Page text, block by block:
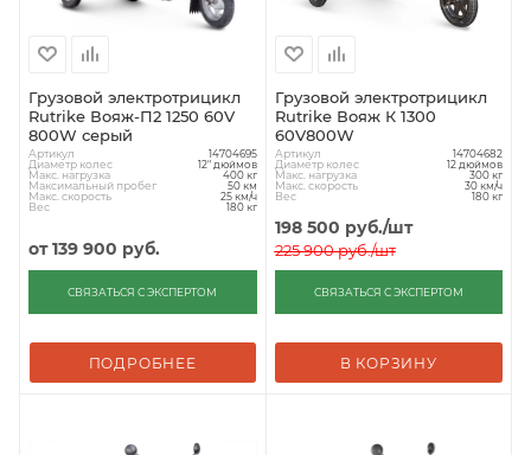
Грузовой электротрицикл
Rutrike Вояж-П2 1250 60V
800W серый
Артикул 14704695
Диаметр колес 12" дюймов
Макс. нагрузка 400 кг
Максимальный пробег 50 км
Макс. скорость 25 км/ч
Вес 180 кг
от139 900 руб.
СВЯЗАТЬСЯ С ЭКСПЕРТОМ
ПОДРОБНЕЕ
Грузовой электротрицикл
Rutrike Вояж К 1300
60V800W
Артикул 14704682
Диаметр колес 12 дюймов
Макс. нагрузка 300 кг
Макс. скорость 30 км/ч
Вес 180 кг
198 500 руб./шт
225 900руб./шт
СВЯЗАТЬСЯ С ЭКСПЕРТОМ
В КОРЗИНУ